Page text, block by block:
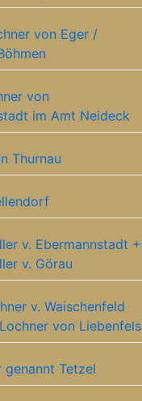
von Eger /
von
im Amt Neideck
Thurnau
v. Ebermannstadt +
v. Görau
v. Waischenfeld
von Liebenfels
genannt Tetzel